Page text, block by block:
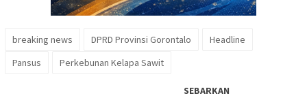
breaking news DPRD Provinsi Gorontalo
Headline
Pansus
Perkebunan Kelapa Sawit
SEBARKAN